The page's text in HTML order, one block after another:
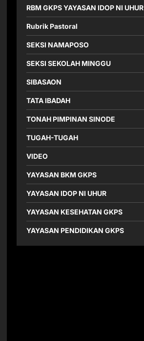
RBM GKPS YAYASAN IDOP NI UHUR
Rubrik Pastoral
SEKSI NAMAPOSO
SEKSI SEKOLAH MINGGU
SIBASAON
TATA IBADAH
TONAH PIMPINAN SINODE
TUGAH-TUGAH
VIDEO
YAYASAN BKM GKPS
YAYASAN IDOP NI UHUR
YAYASAN KESEHATAN GKPS
YAYASAN PENDIDIKAN GKPS